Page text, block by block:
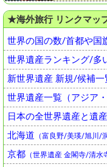
★海外旅行 リンクマッ
世界の国の数/首都や国
世界遺産ランキング/多
新世界遺産 新規/候補一
世界遺産一覧（アジア・
日本の全世界遺産と遺
北海道 （富良野/美瑛/旭川/
京都 （世界遺産 金閣寺/清水